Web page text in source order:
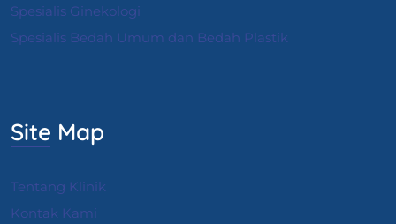
Spesialis Ginekologi
Spesialis Bedah Umum dan Bedah Plastik
Site Map
Tentang Klinik
Kontak Kami